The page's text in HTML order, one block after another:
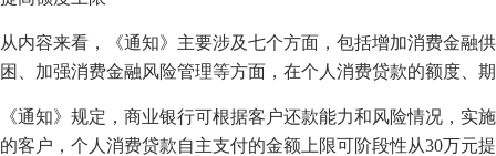
从内容来看，《通知》主要涉及七个方面，包括增加消费金融
困、加强消费金融风险管理等方面，在个人消费贷款的额度、
《通知》规定，商业银行可根据客户还款能力和风险情况，实
的客户，个人消费贷款自主支付的金额上限可阶段性从30万元